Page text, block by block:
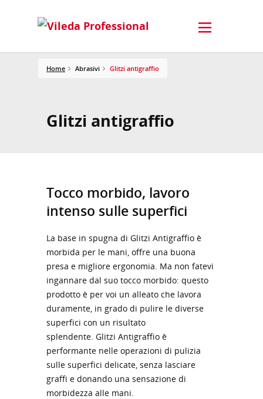
Home Abrasivi Glitzi antigraffio
Glitzi antigraffio
Tocco morbido, lavoro
intenso sulle superfici
La base in spugna di Glitzi Antigraffio è
morbida per le mani, offre una buona
presa e migliore ergonomia. Ma non fatevi
ingannare dal suo tocco morbido: questo
prodotto è per voi un alleato che lavora
duramente, in grado di pulire le diverse
superfici con un risultato
splendente. Glitzi Antigraffio è
performante nelle operazioni di pulizia
sulle superfici delicate, senza lasciare
graffi e donando una sensazione di
morbidezza alle mani.